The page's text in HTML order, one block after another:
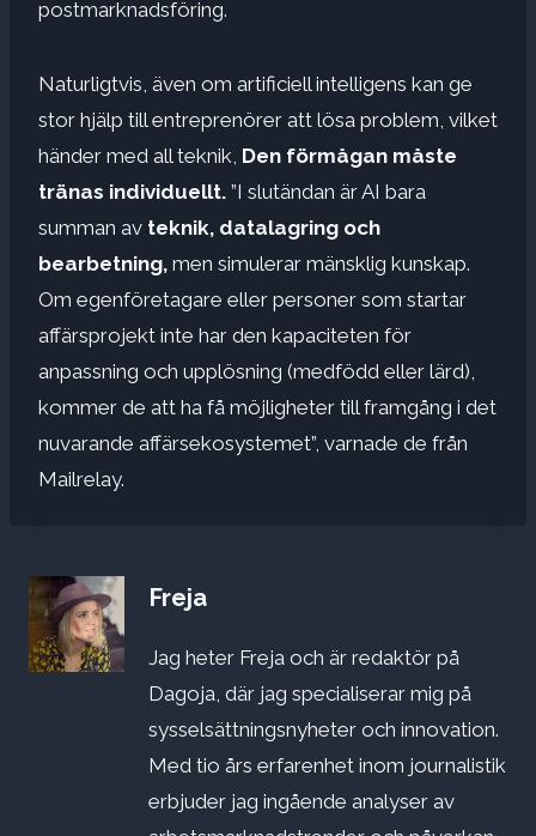
postmarknadsföring.
Naturligtvis, även om artificiell intelligens kan ge
stor hjälp till entreprenörer att lösa problem, vilket
händer med all teknik, Den förmågan måste
tränas individuellt. ”I slutändan är AI bara
summan av teknik, datalagring och
bearbetning, men simulerar mänsklig kunskap.
Om egenföretagare eller personer som startar
affärsprojekt inte har den kapaciteten för
anpassning och upplösning (medfödd eller lärd),
kommer de att ha få möjligheter till framgång i det
nuvarande affärsekosystemet”, varnade de från
Mailrelay.
Freja
Jag heter Freja och är redaktör på
Dagoja, där jag specialiserar mig på
sysselsättningsnyheter och innovation.
Med tio års erfarenhet inom journalistik
erbjuder jag ingående analyser av